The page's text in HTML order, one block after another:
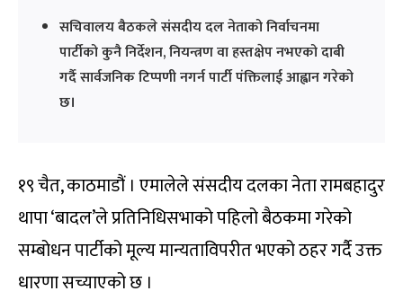
सचिवालय बैठकले संसदीय दल नेताको निर्वाचनमा
पार्टीको कुनै निर्देशन, नियन्त्रण वा हस्तक्षेप नभएको दाबी
गर्दै सार्वजनिक टिप्पणी नगर्न पार्टी पंक्तिलाई आह्वान गरेको
छ।
१९ चैत, काठमाडौं । एमालेले संसदीय दलका नेता रामबहादुर
थापा ‘बादल’ले प्रतिनिधिसभाको पहिलो बैठकमा गरेको
सम्बोधन पार्टीको मूल्य मान्यताविपरीत भएको ठहर गर्दै उक्त
धारणा सच्याएको छ ।